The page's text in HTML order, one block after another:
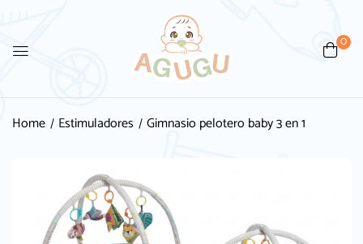
0
Home Estimuladores Gimnasio pelotero baby 3 en 1
Be the first to review
“Gimnasio pelotero baby 3 en 1”
marcados con
Your rating